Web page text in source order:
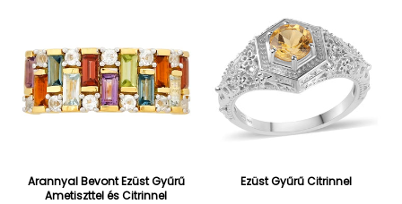
Arannyal Bevont Ezüst Gyűrű
Ametiszttel és Citrinnel
Ezüst Gyűrű Citrinnel